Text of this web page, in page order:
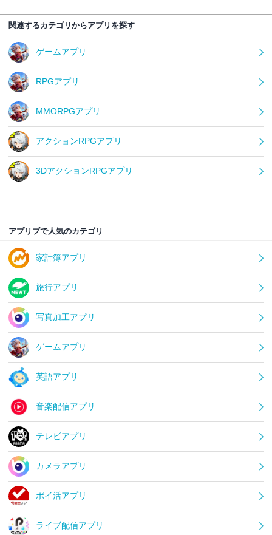
関連するカテゴリからアプリを探す
ゲームアプリ
RPGアプリ
MMORPGアプリ
アクションRPGアプリ
3DアクションRPGアプリ
アプリブで人気のカテゴリ
家計簿アプリ
旅行アプリ
写真加工アプリ
ゲームアプリ
英語アプリ
音楽配信アプリ
テレビアプリ
カメラアプリ
ポイ活アプリ
ライブ配信アプリ